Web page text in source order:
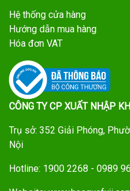
Hệ thống cửa hàng
Hướng dẫn mua hàng
Hóa đơn VAT
CÔNG TY CP XUẤT NHẬP
Trụ sở: 352 Giải Phóng,
Nội
Hotline: 1900 2268 - 0989